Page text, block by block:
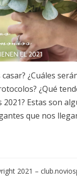
¿Cuáles
¿Qué
Estas son
que nos
2021 –